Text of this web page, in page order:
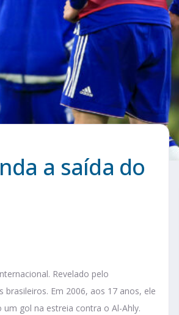
a saída do
Revelado pelo
Em 2006, aos 17 anos, ele
gol na estreia contra o Al-Ahly.